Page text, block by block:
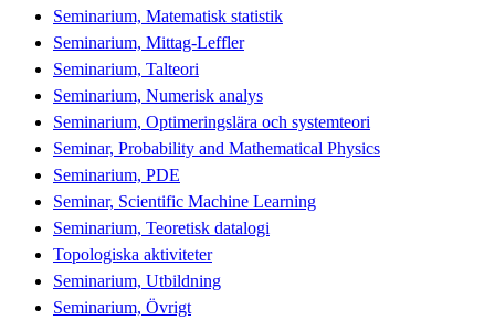
Seminarium, Matematisk statistik
Seminarium, Mittag-Leffler
Seminarium, Talteori
Seminarium, Numerisk analys
Seminarium, Optimeringslära och systemteori
Seminar, Probability and Mathematical Physics
Seminarium, PDE
Seminar, Scientific Machine Learning
Seminarium, Teoretisk datalogi
Topologiska aktiviteter
Seminarium, Utbildning
Seminarium, Övrigt